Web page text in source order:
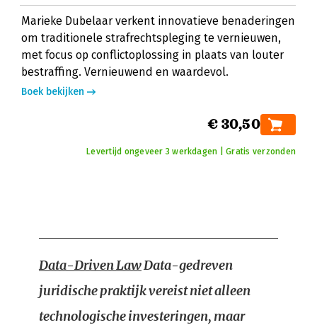
Marieke Dubelaar verkent innovatieve benaderingen
om traditionele strafrechtspleging te vernieuwen,
met focus op conflictoplossing in plaats van louter
bestraffing. Vernieuwend en waardevol.
Boek bekijken
€ 30,50
Levertijd ongeveer 3 werkdagen | Gratis verzonden
Data-Driven LawData-gedreven
juridische praktijk vereist niet alleen
technologische investeringen, maar